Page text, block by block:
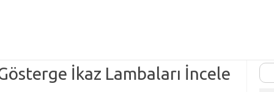
İkaz Lambaları İncele